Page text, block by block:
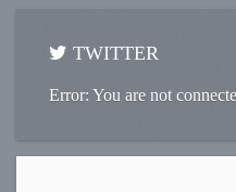
TWITTER
Error: You are not